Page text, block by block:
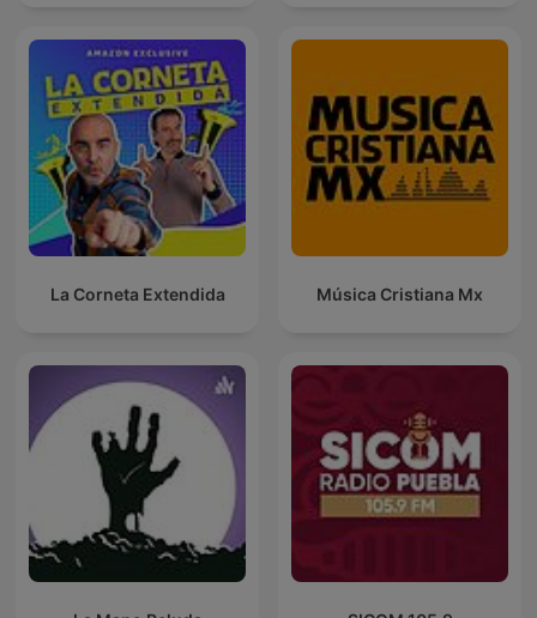
La Corneta Extendida Música Cristiana Mx